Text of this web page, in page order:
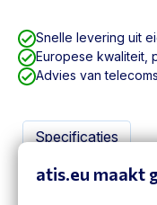
Snelle levering uit
Europese kwaliteit,
Advies van
Specificaties
Specificaties
atis.eu maakt